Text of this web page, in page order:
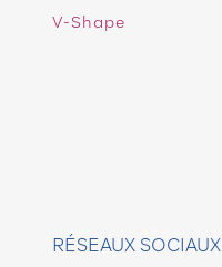
V-Shape
RÉSEAUX SOCIAUX